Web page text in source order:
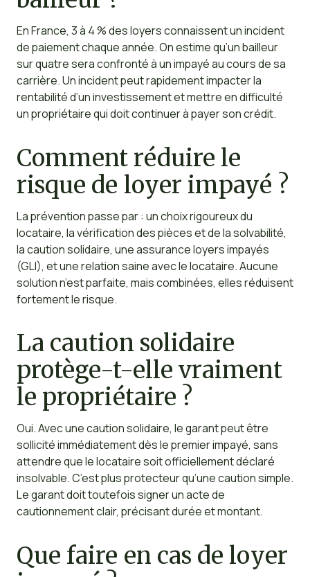
En France, 3 à 4 % des loyers connaissent un incident
de paiement chaque année. On estime qu’un bailleur
sur quatre sera confronté à un impayé au cours de sa
carrière. Un incident peut rapidement impacter la
rentabilité d’un investissement et mettre en difficulté
un propriétaire qui doit continuer à payer son crédit.
Comment réduire le
risque de loyer impayé ?
La prévention passe par : un choix rigoureux du
locataire, la vérification des pièces et de la solvabilité,
la caution solidaire, une assurance loyers impayés
(GLI), et une relation saine avec le locataire. Aucune
solution n’est parfaite, mais combinées, elles réduisent
fortement le risque.
La caution solidaire
protège-t-elle vraiment
le propriétaire ?
Oui. Avec une caution solidaire, le garant peut être
sollicité immédiatement dès le premier impayé, sans
attendre que le locataire soit officiellement déclaré
insolvable. C’est plus protecteur qu’une caution simple.
Le garant doit toutefois signer un acte de
cautionnement clair, précisant durée et montant.
Que faire en cas de loyer